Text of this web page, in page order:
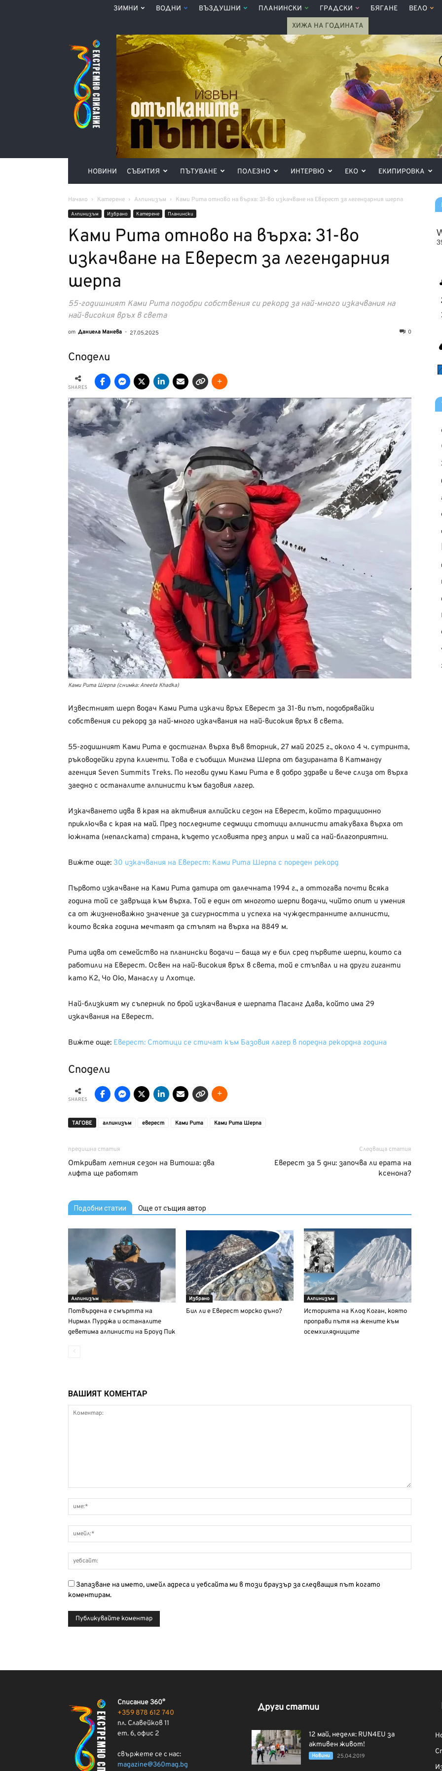
ЗИМНИ ВОДНИ ВЪЗДУШНИ ПЛАНИНСКИ ГРАДСКИ БЯГАНЕ ВЕЛО
ХИЖА НА ГОДИНАТА
Списание
360°
НОВИНИ СЪБИТИЯ ПЪТУВАНЕ ПОЛЕЗНО ИНТЕРВЮ ЕКО ЕКИПИРОВКА
Начало Катерене Алпинизъм Ками Рита отново на върха: 31-во изкачване на Еверест за легендарния шерпа
Алпинизъм Избрано Катерене Планински
Ками Рита отново на върха: 31-во
изкачване на Еверест за легендарния
шерпа
55-годишният Ками Рита подобри собствения си рекорд за най-много изкачвания на
най-високия връх в света
от Даниела Манева - 27.05.2025 0
Сподели
SHARES
Ками Рита Шерпа (снимка: Aneeta Khadka)
Известният шерп водач Ками Рита изкачи връх Еверест за 31-ви път, подобрявайки
собствения си рекорд за най-много изкачвания на най-високия връх в света.
55-годишният Ками Рита е достигнал върха във вторник, 27 май 2025 г., около 4 ч. сутринта,
ръководейки група клиенти. Това е съобщил Мингма Шерпа от базираната в Катманду
агенция Seven Summits Treks. По негови думи Ками Рита е в добро здраве и вече слиза от върха
заедно с останалите алпинисти към базовия лагер.
Изкачването идва в края на активния алпийски сезон на Еверест, който традиционно
приключва с края на май. През последните седмици стотици алпинисти атакуваха върха от
южната (непалската) страна, където условията през април и май са най-благоприятни.
Вижте още: 30 изкачвания на Еверест: Ками Рита Шерпа с пореден рекорд
Първото изкачване на Ками Рита датира от далечната 1994 г., а оттогава почти всяка
година той се завръща към върха. Той е един от многото шерпи водачи, чийто опит и умения
са от жизненоважно значение за сигурността и успеха на чуждестранните алпинисти,
които всяка година мечтаят да стъпят на върха на 8849 м.
Рита идва от семейство на планински водачи — баща му е бил сред първите шерпи, които са
работили на Еверест. Освен на най-високия връх в света, той е стъпвал и на други гиганти
като К2, Чо Ою, Манаслу и Лхотце.
Най-близкият му съперник по брой изкачвания е шерпата Пасанг Дава, който има 29
изкачвания на Еверест.
Вижте още: Еверест: Стотици се стичат към Базовия лагер в поредна рекордна година
Сподели
SHARES
ТАГОВЕ алпинизъм еверест Ками Рита Ками Рита Шерпа
предишна статия
Откриват летния сезон на Витоша: два
лифта ще работят
Следваща статия
Еверест за 5 дни: започва ли ерата на
ксенона?
Подобни статии Още от същия автор
Алпинизъм
Потвърдена е смъртта на
Нирмал Пурджа и останалите
деветима алпинисти на Броуд Пик
Избрано
Бил ли е Еверест морско дъно?
Алпинизъм
Историята на Клод Коган, която
проправи пътя на жените към
осемхилядниците
ВАШИЯТ КОМЕНТАР
Запазване на името, имейл адреса и уебсайта ми в този браузър за следващия път когато
коментирам.
Списание 360°
+359 878 612 740
пл. Славейков 11
ет. 6, офис 2
свържете се с нас:
magazine@360mag.bg
Други статии
12 май, неделя: RUN4EU за
активен живот!
Новини 25.04.2019